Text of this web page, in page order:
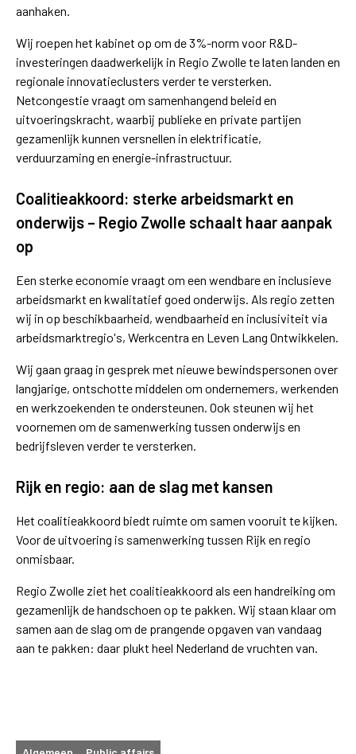
aanhaken.
Wij roepen het kabinet op om de 3%-norm voor R&D-
investeringen daadwerkelijk in Regio Zwolle te laten landen en
regionale innovatieclusters verder te versterken.
Netcongestie vraagt om samenhangend beleid en
uitvoeringskracht, waarbij publieke en private partijen
gezamenlijk kunnen versnellen in elektrificatie,
verduurzaming en energie-infrastructuur.
Coalitieakkoord: sterke arbeidsmarkt en
onderwijs – Regio Zwolle schaalt haar aanpak
op
Een sterke economie vraagt om een wendbare en inclusieve
arbeidsmarkt en kwalitatief goed onderwijs. Als regio zetten
wij in op beschikbaarheid, wendbaarheid en inclusiviteit via
arbeidsmarktregio's, Werkcentra en Leven Lang Ontwikkelen.
Wij gaan graag in gesprek met nieuwe bewindspersonen over
langjarige, ontschotte middelen om ondernemers, werkenden
en werkzoekenden te ondersteunen. Ook steunen wij het
voornemen om de samenwerking tussen onderwijs en
bedrijfsleven verder te versterken.
Rijk en regio: aan de slag met kansen
Het coalitieakkoord biedt ruimte om samen vooruit te kijken.
Voor de uitvoering is samenwerking tussen Rijk en regio
onmisbaar.
Regio Zwolle ziet het coalitieakkoord als een handreiking om
gezamenlijk de handschoen op te pakken. Wij staan klaar om
samen aan de slag om de prangende opgaven van vandaag
aan te pakken: daar plukt heel Nederland de vruchten van.